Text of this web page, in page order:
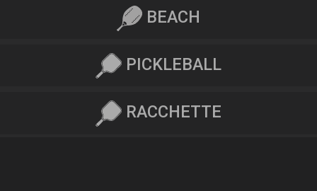
BEACH
PICKLEBALL
RACCHETTE